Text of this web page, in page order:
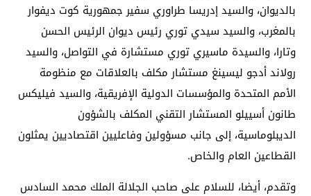
بالديوان، والسيد إدريسا طراوري سفير جمهورية كوت ديفوار
بالمغرب، والسيد سيدي توري رئيس ديوان الرئيس الحسن
وتارا، والسيدة ماسيري توري مستشارة في التواصل، والسيد
رولاند أدجو ليسينغ مستشار مكلف بالعلاقات مع منظومة
الأمم المتحدة والمؤسسات الدولية الإفريقية، والسيد فيليكس
طانون أسييلو المستشار التقني المكلف بالشؤون
الديبلوماسية، إلى جانب مسؤولين وفاعليين اقتصاديين يمثلون
القطاعين العام والخاص.
وتقدم، أيضا، للسلام على صاحب الجلالة الملك محمد السادس